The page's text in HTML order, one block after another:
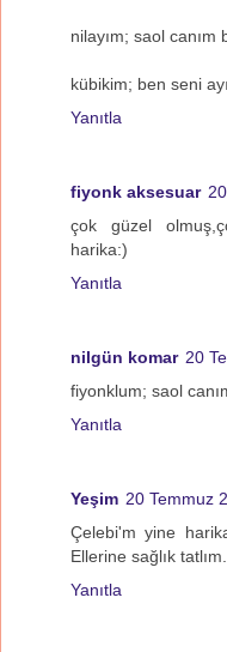
nilayım; saol canım
kübikim; ben seni
Yanıtla
fiyonk aksesuar
çok güzel
harika:)
Yanıtla
nilgün komar 20
fiyonklum; saol
Yanıtla
Yeşim 20 Temmuz
Çelebi'm yine
Ellerine sağlık tatlım.
Yanıtla